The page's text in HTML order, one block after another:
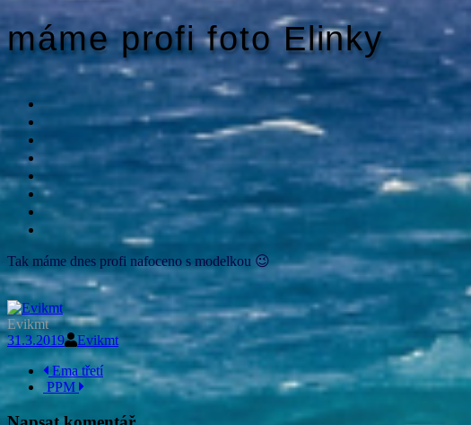
máme profi foto Elinky
Tak máme dnes profi nafoceno s modelkou 😉
Evikmt
31.3.2019
Evikmt
Navigace
příspěvku
Ema třetí
PPM